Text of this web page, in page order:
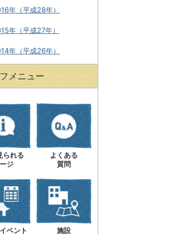
年（平成28年）
年（平成27年）
年（平成26年）
メニュー
られる
ジ
よくある
質問
ベント 施設